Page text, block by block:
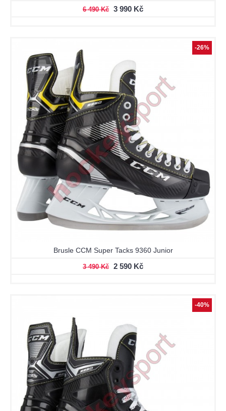
6 490 Kč 3 990 Kč
-26%
Brusle CCM Super Tacks 9360 Junior
3 490 Kč 2 590 Kč
-40%